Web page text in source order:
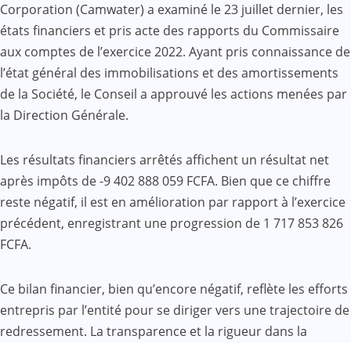
Corporation (Camwater) a examiné le 23 juillet dernier, les
états financiers et pris acte des rapports du Commissaire
aux comptes de l’exercice 2022. Ayant pris connaissance de
l’état général des immobilisations et des amortissements
de la Société, le Conseil a approuvé les actions menées par
la Direction Générale.
Les résultats financiers arrêtés affichent un résultat net
après impôts de -9 402 888 059 FCFA. Bien que ce chiffre
reste négatif, il est en amélioration par rapport à l’exercice
précédent, enregistrant une progression de 1 717 853 826
FCFA.
Ce bilan financier, bien qu’encore négatif, reflète les efforts
entrepris par l’entité pour se diriger vers une trajectoire de
redressement. La transparence et la rigueur dans la